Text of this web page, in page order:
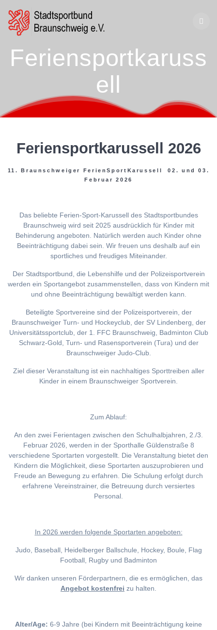
Feriensportkaruss
ell
Feriensportkarussell 2026
11. Braunschweiger FerienSportKarussell 02. und 03.
Februar 2026
Das beliebte Ferien-Sport-Karussell des Stadtsportbundes
Braunschweig wird seit 2025 ausdrücklich für Kinder mit
Behinderung angeboten. Natürlich werden auch Kinder ohne
Beeinträchtigung dabei sein. Wir freuen uns deshalb auf ein
sportliches und freudiges Miteinander.
Der Stadtsportbund, die Lebenshilfe und der Polizeisportverein
werden ein Sportangebot zusammenstellen, dass von Kindern mit
und ohne Beeinträchtigung bewältigt werden kann.
Beteiligte Sportvereine sind der Polizeisportverein, der
Braunschweiger Turn- und Hockeyclub, der SV Lindenberg, der
Universitätssportclub, der 1. FFC Braunschweig, Badminton Club
Schwarz-Gold, Turn- und Rasensportverein (Tura) und der
Braunschweiger Judo-Club.
Ziel dieser Veranstaltung ist ein nachhaltiges Sporttreiben aller
Kinder in einem Braunschweiger Sportverein.
Zum Ablauf:
An den zwei Ferientagen zwischen den Schulhalbjahren, 2./3.
Februar 2026, werden in der Sporthalle Güldenstraße 8
verschiedene Sportarten vorgestellt. Die Veranstaltung bietet den
Kindern die Möglichkeit, diese Sportarten auszuprobieren und
Freude an Bewegung zu erfahren. Die Schulung erfolgt durch
erfahrene Vereinstrainer, die Betreuung durch versiertes
Personal.
In 2026 werden folgende Sportarten angeboten:
Judo, Baseball, Heidelberger Ballschule, Hockey, Boule, Flag
Football, Rugby und Badminton
Wir danken unseren Förderpartnern, die es ermöglichen, das
Angebot kostenfrei zu halten.
Alter/Age: 6-9 Jahre (bei Kindern mit Beeinträchtigung keine